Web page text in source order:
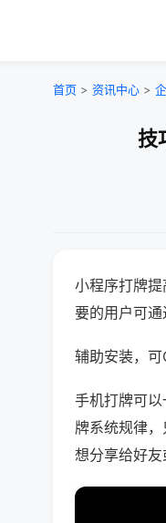
首页 > 资讯中心 >
技
小程序打牌
要的用户可通
辅助安装，
手机打牌可
牌系统规律
想分享给好友